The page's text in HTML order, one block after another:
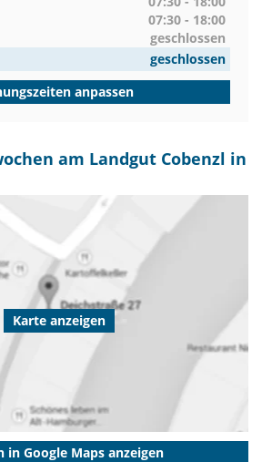
07:30 - 18:00
geschlossen
geschlossen
anpassen
am Landgut Cobenzl in
Karte anzeigen
in Google Maps anzeigen